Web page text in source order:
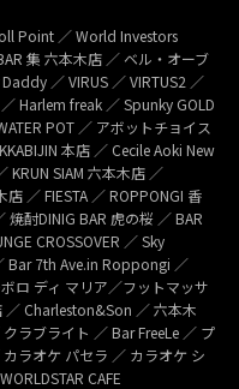
Point ／ World Investors
集 六本木店 ／ ベル・オーブ
／ VIRUS ／ VIRTUS2 ／
Harlem freak ／ Spunky GOLD
POT ／ アボットチョイス
本店 ／ Cecile Aoki New
KRUN SIAM 六本木店 ／
／ FIESTA ／ ROPPONGI 香
焼酎DINIG BAR 虎の桜 ／ BAR
CROSSOVER ／ Sky
Bar 7th Ave.in Roppongi ／
ロ ディ マリア／フットマッサ
／ Charleston&Son ／ 六本木
ラブライト ／ Bar FreeLe ／ プ
カラオケ パセラ ／ カラオケ シ
CAFE